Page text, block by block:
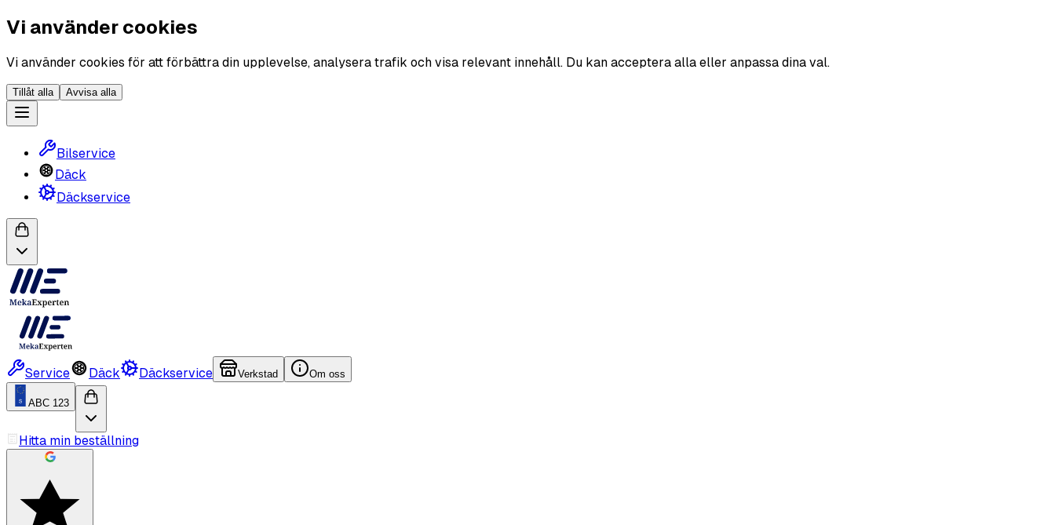
Vi använder cookies
Vi använder cookies för att förbättra din upplevelse, analysera trafik och visa relevant innehåll. Du kan acceptera alla eller anpassa dina val.
Tillåt alla Avvisa alla
Bilservice
Däck
Däckservice
Service Däck Däckservice Verkstad Om oss
ABC 123
Hitta min beställning